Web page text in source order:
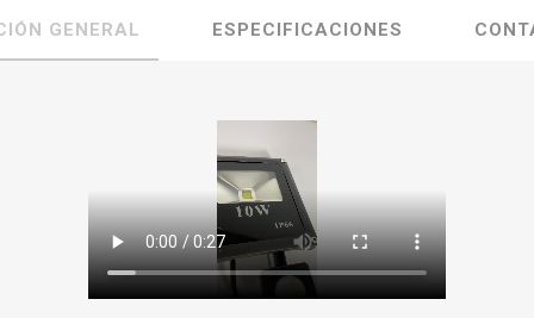
GENERAL ESPECIFICACIONES